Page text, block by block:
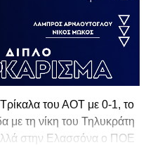
του ΑΟΤ με 0-1, το
τη νίκη του Τηλυκράτη
στην Ελασσόνα ο ΠΟΕ